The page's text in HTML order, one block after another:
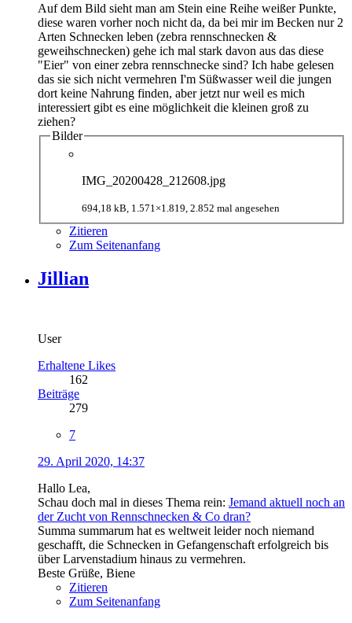
Auf dem Bild sieht man am Stein eine Reihe weißer Punkte,
diese waren vorher noch nicht da, da bei mir im Becken nur 2
Arten Schnecken leben (zebra rennschnecken &
geweihschnecken) gehe ich mal stark davon aus das diese
"Eier" von einer zebra rennschnecke sind? Ich habe gelesen
das sie sich nicht vermehren I'm Süßwasser weil die jungen
dort keine Nahrung finden, aber jetzt nur weil es mich
interessiert gibt es eine möglichkeit die kleinen groß zu
ziehen?
Bilder
IMG_20200428_212608.jpg
694,18 kB, 1.571×1.819, 2.852 mal angesehen
Zitieren
Zum Seitenanfang
Jillian
User
Erhaltene Likes
162
Beiträge
279
7
29. April 2020, 14:37
Hallo Lea,
Schau doch mal in dieses Thema rein: Jemand aktuell noch an
der Zucht von Rennschnecken & Co dran?
Summa summarum hat es weltweit leider noch niemand
geschafft, die Schnecken in Gefangenschaft erfolgreich bis
über Larvenstadium hinaus zu vermehren.
Beste Grüße, Biene
Zitieren
Zum Seitenanfang